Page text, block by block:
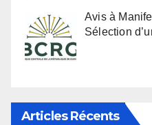
Avis à
Sélection
Articles Récents